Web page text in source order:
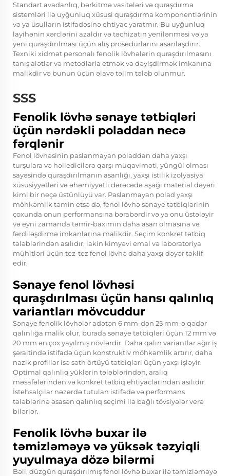
Standart avadanlıq, bərkitmə vasitələri və quraşdırma
sistemləri ilə uyğunluq xüsusi quraşdırma komponentlərinin
və ya üsulların istifadəsinə ehtiyac yaratmır. Bu uyğunluq
layihənin xərclərini azaldır və təchizatın yenilənməsi və ya
yeni quraşdırılması üçün alış prosedurlarını asanlaşdırır.
Texniki xidmət personalı fenolik lövhələrin quraşdırılmasını
tanış alətlər və metodlarla etmək və dəyişdirmək imkanına
malikdir və bunun üçün əlavə təlim tələb olunmur.
SSS
Fenolik lövhə sənaye tətbiqləri
üçün nərdəkli poladdan necə
fərqlənir
Fenol lövhəsinin paslanmayan poladdan daha yaxşı
turşulara və həlledicilərə qarşı müqaviməti, yüngül olması
sayəsində quraşdırılmanın asanlığı, yaxşı istilik izolyasiya
xüsusiyyətləri və əhəmiyyətli dərəcədə aşağı material dəyəri
kimi bir neçə üstünlüyü var. Paslanmayan polad yaxşı
möhkəmlik təmin etsə də, fenol lövhə sənaye tətbiqlərinin
çoxunda onun performansına bərabərdir və ya onu üstələyir
və eyni zamanda təmir-baxımın daha asan olmasına və
fərdiləşdirmə imkanlarına malikdir. Seçim konkret tətbiq
tələblərindən asılıdır, lakin kimyəvi emal və laboratoriya
mühitləri üçün tez-tez fenol lövhə daha yaxşı dəyər təklif
edir.
Sənaye fenol lövhəsi
quraşdırılması üçün hansı qalınlıq
variantları mövcuddur
Sənaye fenolik lövhələr adətən 6 mm-dən 25 mm-ə qədər
qalınlığa malik olur, burada sənaye tətbiqləri üçün 12 mm və
20 mm ən çox yayılmış növlərdir. Daha qalın variantlar ağır iş
şəraitində istifadə üçün konstruktiv möhkəmlik artırır, daha
nazik profillər isə səth örtüyü tətbiqləri üçün yaxşı işləyir.
Optimal qalınlıq yüklərin tələblərindən, aralıq
məsafələrindən və konkret tətbiq ehtiyaclarından asılıdır.
İstehsalçılar nəzərdə tutulan istifadə və performans
tələblərinə əsasən qalınlıq seçimi ilə bağlı tövsiyələr verə
bilərlər.
Fenolik lövhə buxar ilə
təmizləməyə və yüksək təzyiqli
yuyulmaya dözə bilərmi
Bəli, düzgün quraşdırılmış fenol lövhə buxar ilə təmizləməyə